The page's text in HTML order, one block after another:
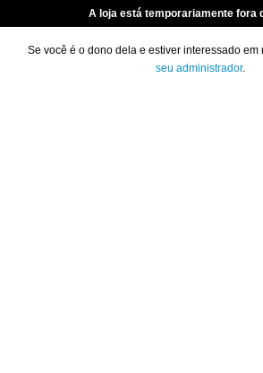
A loja está temporariamente fora
Se você é o dono dela e estiver interessado em
seu administrador.